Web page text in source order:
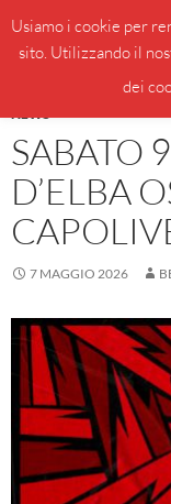
contenuto
BeppeBlog
NEWS
SABATO
D’ELBA
7 MAGGIO 2026
Usiamo i cookie per
sito. Utilizzando il
dei